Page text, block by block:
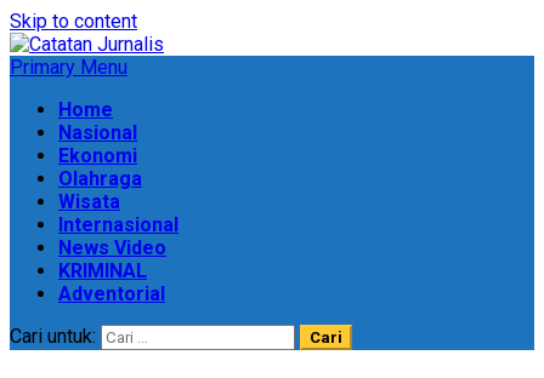
Skip to content
Primary Menu
Home
Nasional
Ekonomi
Olahraga
Wisata
Internasional
News Video
KRIMINAL
Adventorial
Cari untuk: